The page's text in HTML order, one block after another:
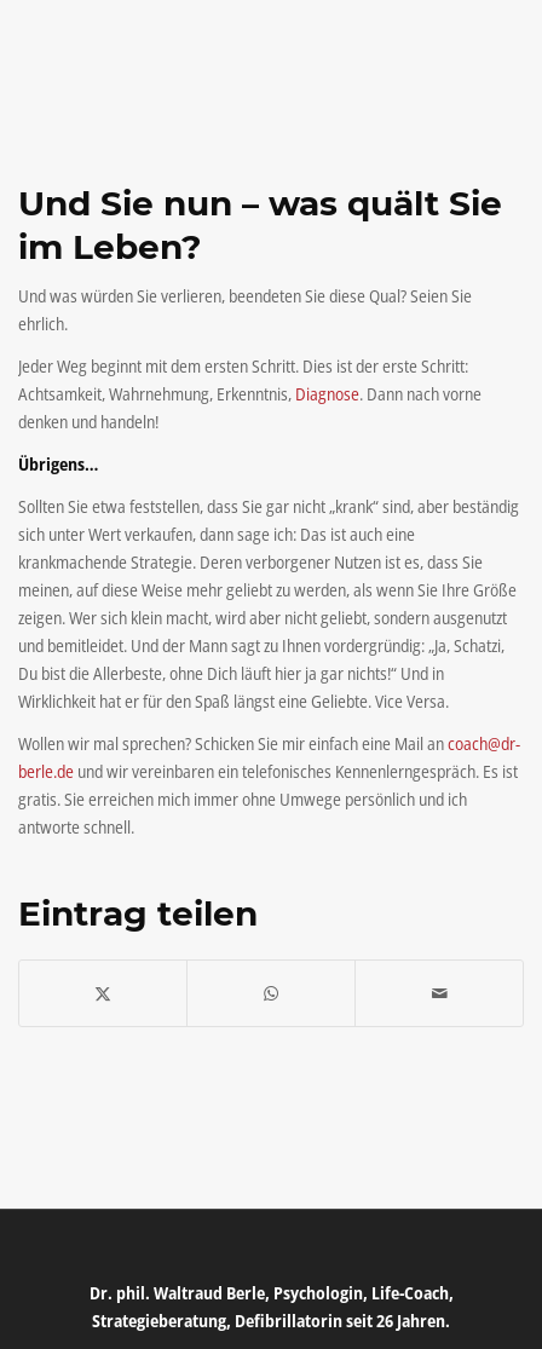
Und Sie nun – was quält Sie
im Leben?
Und was würden Sie verlieren, beendeten Sie diese Qual? Seien Sie
ehrlich.
Jeder Weg beginnt mit dem ersten Schritt. Dies ist der erste Schritt:
Achtsamkeit, Wahrnehmung, Erkenntnis, Diagnose. Dann nach vorne
denken und handeln!
Übrigens…
Sollten Sie etwa feststellen, dass Sie gar nicht „krank“ sind, aber beständig
sich unter Wert verkaufen, dann sage ich: Das ist auch eine
krankmachende Strategie. Deren verborgener Nutzen ist es, dass Sie
meinen, auf diese Weise mehr geliebt zu werden, als wenn Sie Ihre Größe
zeigen. Wer sich klein macht, wird aber nicht geliebt, sondern ausgenutzt
und bemitleidet. Und der Mann sagt zu Ihnen vordergründig: „Ja, Schatzi,
Du bist die Allerbeste, ohne Dich läuft hier ja gar nichts!“ Und in
Wirklichkeit hat er für den Spaß längst eine Geliebte. Vice Versa.
Wollen wir mal sprechen? Schicken Sie mir einfach eine Mail ancoach@dr-
berle.de und wir vereinbaren ein telefonisches Kennenlerngespräch. Es ist
gratis. Sie erreichen mich immer ohne Umwege persönlich und ich
antworte schnell.
Eintrag teilen
Dr. phil. Waltraud Berle, Psychologin, Life-Coach,
Strategieberatung, Defibrillatorin seit 26 Jahren.